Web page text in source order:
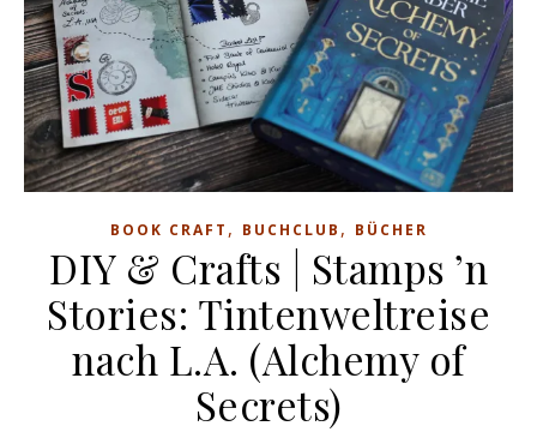
BOOK CRAFT , BUCHCLUB , BÜCHER
DIY & Crafts | Stamps ’n
Stories: Tintenweltreise
nach L.A. (Alchemy of
Secrets)